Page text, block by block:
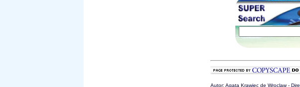
Autor: Agata Krawiec de Wroclaw -